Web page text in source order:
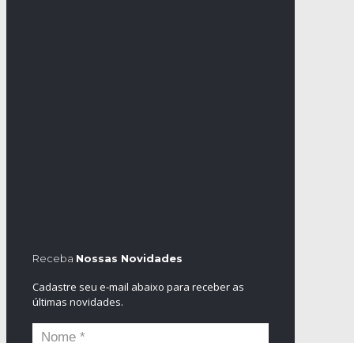
Receba Nossas Novidades
Cadastre seu e-mail abaixo para receber as
últimas novidades.